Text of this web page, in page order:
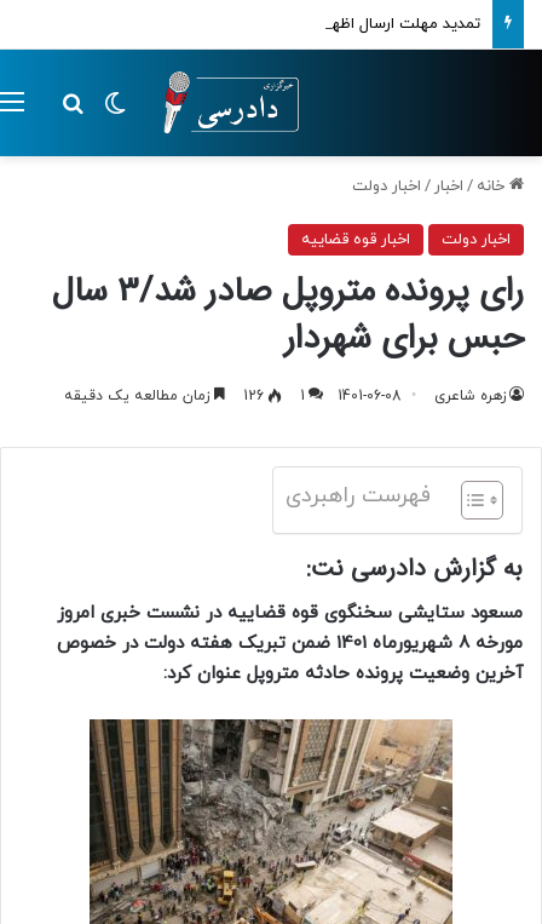
تمدید مهلت ارسال اظهارنامه‌های مالیاتی تا پایان تابستان 1405
تغییر پوسته
خانه / اخبار / اخبار دولت
اخبار دولت اخبار قوه قضاییه
رای پرونده متروپل صادر شد/3 سال
حبس برای شهردار
زهره شاعری 1401-06-08
1
126 زمان مطالعه یک دقیقه
فهرست راهبردی
به گزارش دادرسی نت:
مسعود ستایشی سخنگوی قوه قضاییه در نشست خبری امروز
مورخه 8 شهریورماه 1401 ضمن تبریک هفته دولت در خصوص
آخرین وضعیت پرونده حادثه متروپل عنوان کرد: